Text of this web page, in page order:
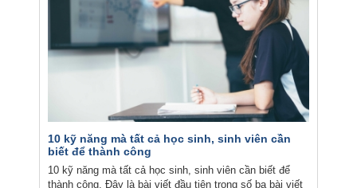
10 kỹ năng mà tất cả học sinh, sinh viên cần
biết để thành công
10 kỹ năng mà tất cả học sinh, sinh viên cần biết để
thành công. Đây là bài viết đầu tiên trong số ba bài viết